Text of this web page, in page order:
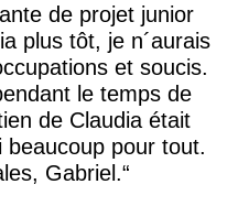
de projet junior
plus tôt, je n´aurais
et soucis.
le temps de
de Claudia était
pour tout.
Gabriel.